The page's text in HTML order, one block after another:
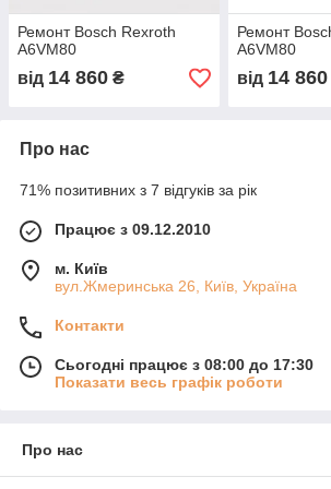
Ремонт Bosch Rexroth
A6VM80
від 14 860 ₴
Ремонт
A6VM80
від 14 860
Про нас
71% позитивних з 7 відгуків за рік
Працює з 09.12.2010
м. Київ
вул.Жмеринська 26, Київ, Україна
Контакти
Сьогодні працює з 08:00 до 17:30
Показати весь графік роботи
Про нас